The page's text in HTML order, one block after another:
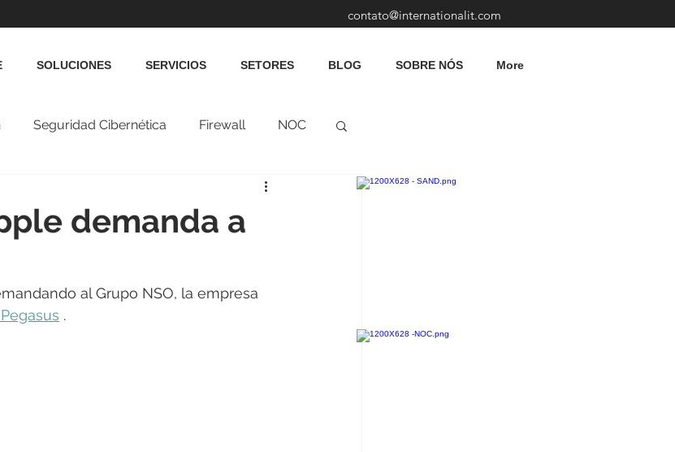
contato@internationalit.com
SOLUCIONES SERVICIOS SETORES BLOG SOBRE NÓS More
Seguridad Cibernética Firewall NOC
demanda a
al Grupo NSO, la empresa
.